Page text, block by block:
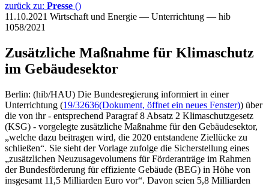
zurück zu: Presse ()
11.10.2021 Wirtschaft und Energie — Unterrichtung — hib
1058/2021
Zusätzliche Maßnahme für Klimaschutz
im Gebäudesektor
Berlin: (hib/HAU) Die Bundesregierung informiert in einer
Unterrichtung (19/32636(Dokument, öffnet ein neues Fenster)) über
die von ihr - entsprechend Paragraf 8 Absatz 2 Klimaschutzgesetz
(KSG) - vorgelegte zusätzliche Maßnahme für den Gebäudesektor,
„welche dazu beitragen wird, die 2020 entstandene Ziellücke zu
schließen“. Sie sieht der Vorlage zufolge die Sicherstellung eines
„zusätzlichen Neuzusagevolumens für Förderanträge im Rahmen
der Bundesförderung für effiziente Gebäude (BEG) in Höhe von
insgesamt 11,5 Milliarden Euro vor“. Davon seien 5,8 Milliarden